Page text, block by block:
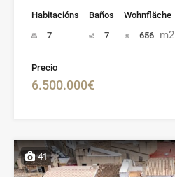
Habitacións
7
Baños
7
Wohnfläche
656 m2
Precio
6.500.000€
41